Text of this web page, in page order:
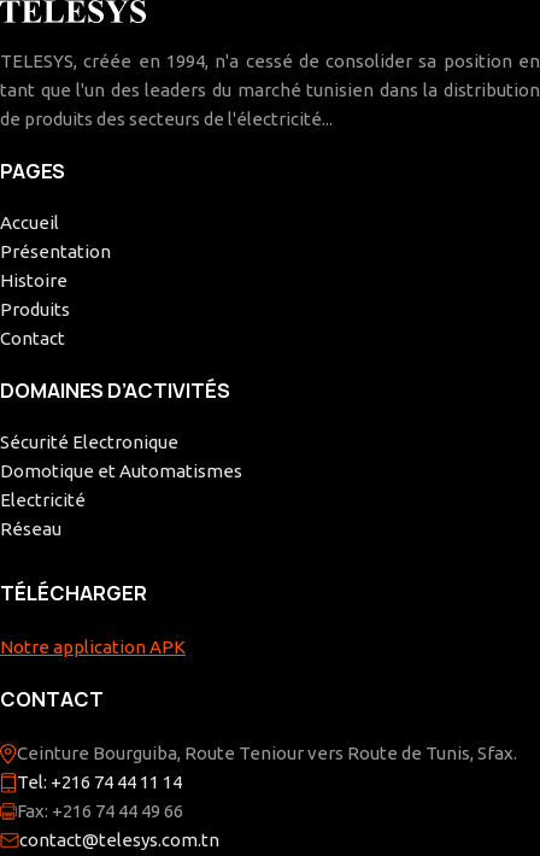
TELESYS, créée en 1994, n'a cessé de consolider sa position en
tant que l'un des leaders du marché tunisien dans la distribution
de produits des secteurs de l'électricité...
PAGES
Accueil
Présentation
Histoire
Produits
Contact
DOMAINES D’ACTIVITÉS
Sécurité Electronique
Domotique et Automatismes
Electricité
Réseau
TÉLÉCHARGER
Notre application APK
CONTACT
Ceinture Bourguiba, Route Teniour vers Route de Tunis, Sfax.
Tel: +216 74 44 11 14
Fax: +216 74 44 49 66
contact@telesys.com.tn